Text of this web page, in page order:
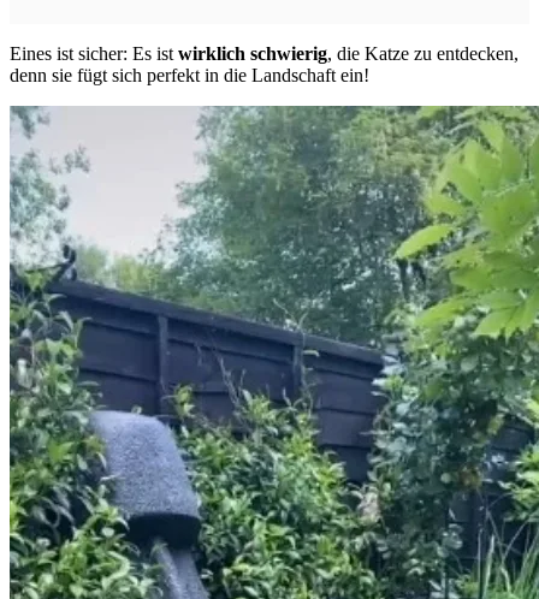
Eines ist sicher: Es ist wirklich schwierig, die Katze zu entdecken,
denn sie fügt sich perfekt in die Landschaft ein!